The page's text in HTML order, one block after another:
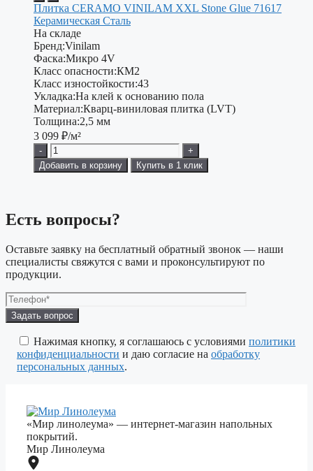
Плитка CERAMO VINILAM XXL Stone Glue 71617
Керамическая Сталь
На складе
Бренд:Vinilam
Фаска:Микро 4V
Класс опасности:КМ2
Класс изностойкости:43
Укладка:На клей к основанию пола
Материал:Кварц-виниловая плитка (LVT)
Толщина:2,5 мм
3 099 ₽/м²
-
+
Добавить в корзину
Купить в 1 клик
Есть вопросы?
Оставьте заявку на бесплатный обратный звонок — наши
специалисты свяжутся с вами и проконсультируют по
продукции.
Оставьте
это
поле
пустым.
Нажимая кнопку, я соглашаюсь с условиями политики
конфиденциальности и даю согласие на обработку
персональных данных.
«Мир линолеума» — интернет-магазин напольных
покрытий.
Мир Линолеума